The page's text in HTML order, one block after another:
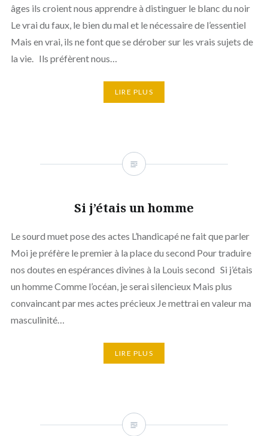
âges ils croient nous apprendre à distinguer le blanc du noir
Le vrai du faux, le bien du mal et le nécessaire de l’essentiel
Mais en vrai, ils ne font que se dérober sur les vrais sujets de
la vie. Ils préfèrent nous…
LIRE PLUS
Si j’étais un homme
Le sourd muet pose des actes L’handicapé ne fait que parler
Moi je préfère le premier à la place du second Pour traduire
nos doutes en espérances divines à la Louis second Si j’étais
un homme Comme l’océan, je serai silencieux Mais plus
convaincant par mes actes précieux Je mettrai en valeur ma
masculinité…
LIRE PLUS